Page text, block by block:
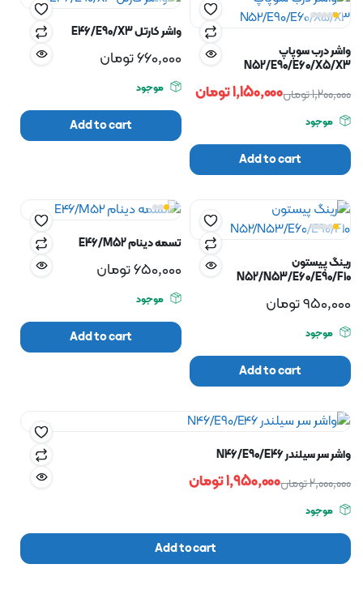
واشر درب سوپاپ
N52/E90/E60/X5/X3
1,200,000تومان1,150,000تومان
موجود
Add to cart
واشر کارتل E46/E90/X3
660,000تومان
موجود
Add to cart
رینگ پیستون
N52/N53/E60/E90/F10
950,000تومان
موجود
Add to cart
تسمه دینام E46/M52
650,000تومان
موجود
Add to cart
واشر سر سیلندر N46/E90/E46
2,000,000تومان1,950,000تومان
موجود
Add to cart